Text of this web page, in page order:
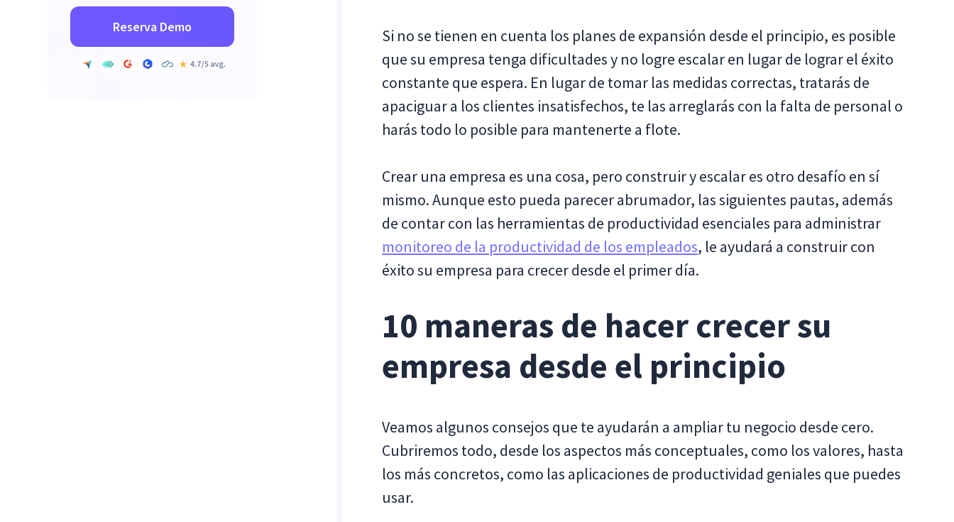
Reserva Demo
Si no se tienen en cuenta los planes de expansión desde el principio, es posible
que su empresa tenga dificultades y no logre escalar en lugar de lograr el éxito
constante que espera. En lugar de tomar las medidas correctas, tratarás de
apaciguar a los clientes insatisfechos, te las arreglarás con la falta de personal o
harás todo lo posible para mantenerte a flote.
Crear una empresa es una cosa, pero construir y escalar es otro desafío en sí
mismo. Aunque esto pueda parecer abrumador, las siguientes pautas, además
de contar con las herramientas de productividad esenciales para administrar
monitoreo de la productividad de los empleados, le ayudará a construir con
éxito su empresa para crecer desde el primer día.
10 maneras de hacer crecer su
empresa desde el principio
Veamos algunos consejos que te ayudarán a ampliar tu negocio desde cero.
Cubriremos todo, desde los aspectos más conceptuales, como los valores, hasta
los más concretos, como las aplicaciones de productividad geniales que puedes
usar.